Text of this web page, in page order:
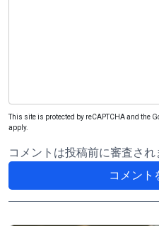
This site is protected by reCAPTCHA and the
apply.
コメントは投稿前に審査され
コメント